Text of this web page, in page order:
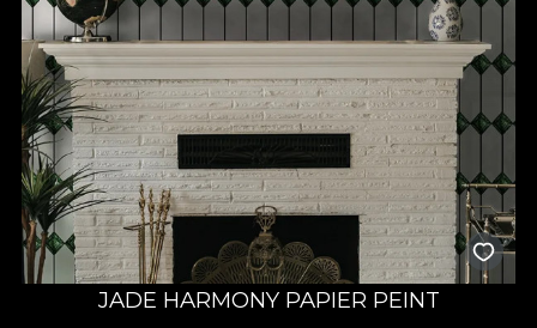
JADE HARMONY PAPIER PEINT